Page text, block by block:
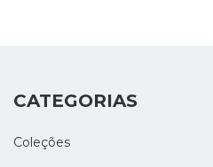
CATEGORIAS
Coleções